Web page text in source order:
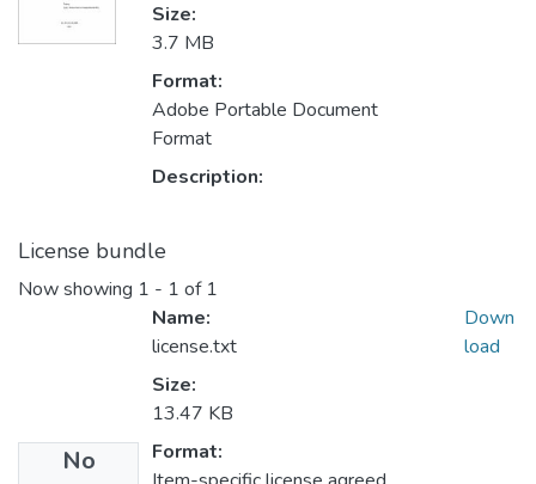
Size:
3.7 MB
Format:
Adobe Portable Document
Format
Description:
License bundle
Now showing 1 - 1 of 1
No
Name:
license.txt
Size:
13.47 KB
Format:
Down
load